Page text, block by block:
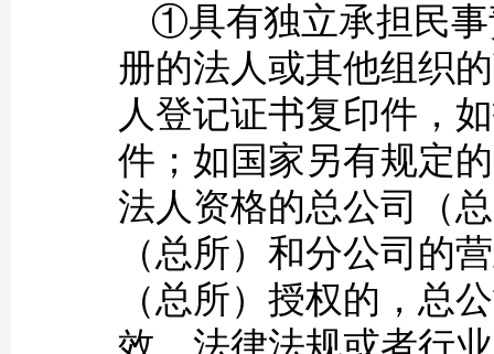
①具有独立承担民事
册的法人或其他组织
人登记证书复印件，
件；如国家另有规定
法人资格的总公司（
（总所）和分公司的
（总所）授权的，总